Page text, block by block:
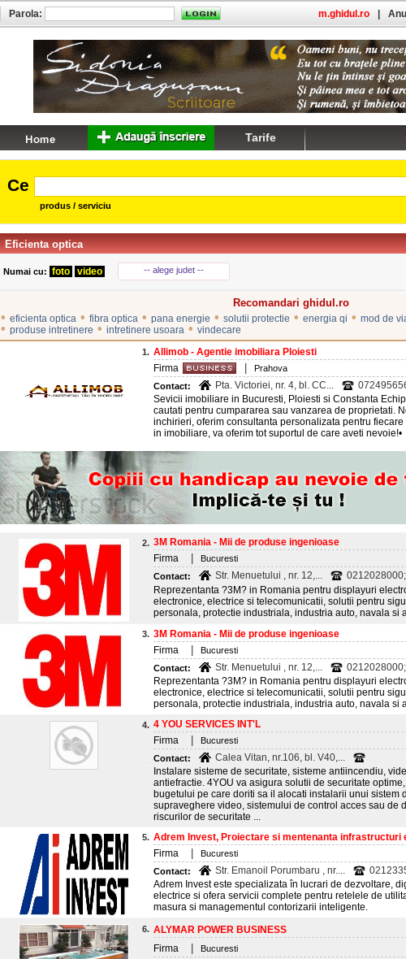
Ce
produs / serviciu
Eficienta optica
Numai cu: foto video -- alege judet --
Recomandari ghidul.ro
• eficienta optica • fibra optica • pana energie • solutii protectie • energia qi • mod de
• produse intretinere • intretinere usoara • vindecare
1. Allimob - Agentie imobiliara Ploiesti
Firma
Prahova
Contact:
Pta. Victoriei, nr. 4, bl. CC...
Sevicii imobiliare in Bucuresti, Ploiesti si Constanta
cautati pentru cumpararea sau vanzarea de proprietati.
inchirieri, oferim consultanta personalizata pentru
in imobiliare, va oferim tot suportul de care aveti
2. 3M Romania - Mii de produse ingenioase
Firma
Bucuresti
Contact:
Str. Menuetului , nr. 12,...
Reprezentanta ?3M? in Romania pentru displayuri
electronice, electrice si telecomunicatii, solutii pentru
personala, protectie industriala, industria auto, navala si
3. 3M Romania - Mii de produse ingenioase
Firma
Bucuresti
Contact:
Str. Menuetului , nr. 12,...
Reprezentanta ?3M? in Romania pentru displayuri
electronice, electrice si telecomunicatii, solutii pentru
personala, protectie industriala, industria auto, navala si
4. 4 YOU SERVICES INT'L
Firma
Bucuresti
Contact:
Calea Vitan, nr.106, bl. V40,...
Instalare sisteme de securitate, sisteme antiincendiu,
antiefractie. 4YOU va asigura solutii de securitate
bugetului pe care doriti sa il alocati instalarii unui sistem
supraveghere video, sistemului de control acces sau de
riscurilor de securitate ...
5. Adrem Invest, Proiectare si mentenanta infrastructuri
Firma
Bucuresti
Contact:
Str. Emanoil Porumbaru , nr....
Adrem Invest este specializata în lucrari de dezvoltare,
electrice si ofera servicii complete pentru retelele de
masura si managementul contorizarii inteligente.
6. ALYMAR POWER BUSINESS
Firma
Bucuresti
Parola: m.ghidul.ro
Tarife